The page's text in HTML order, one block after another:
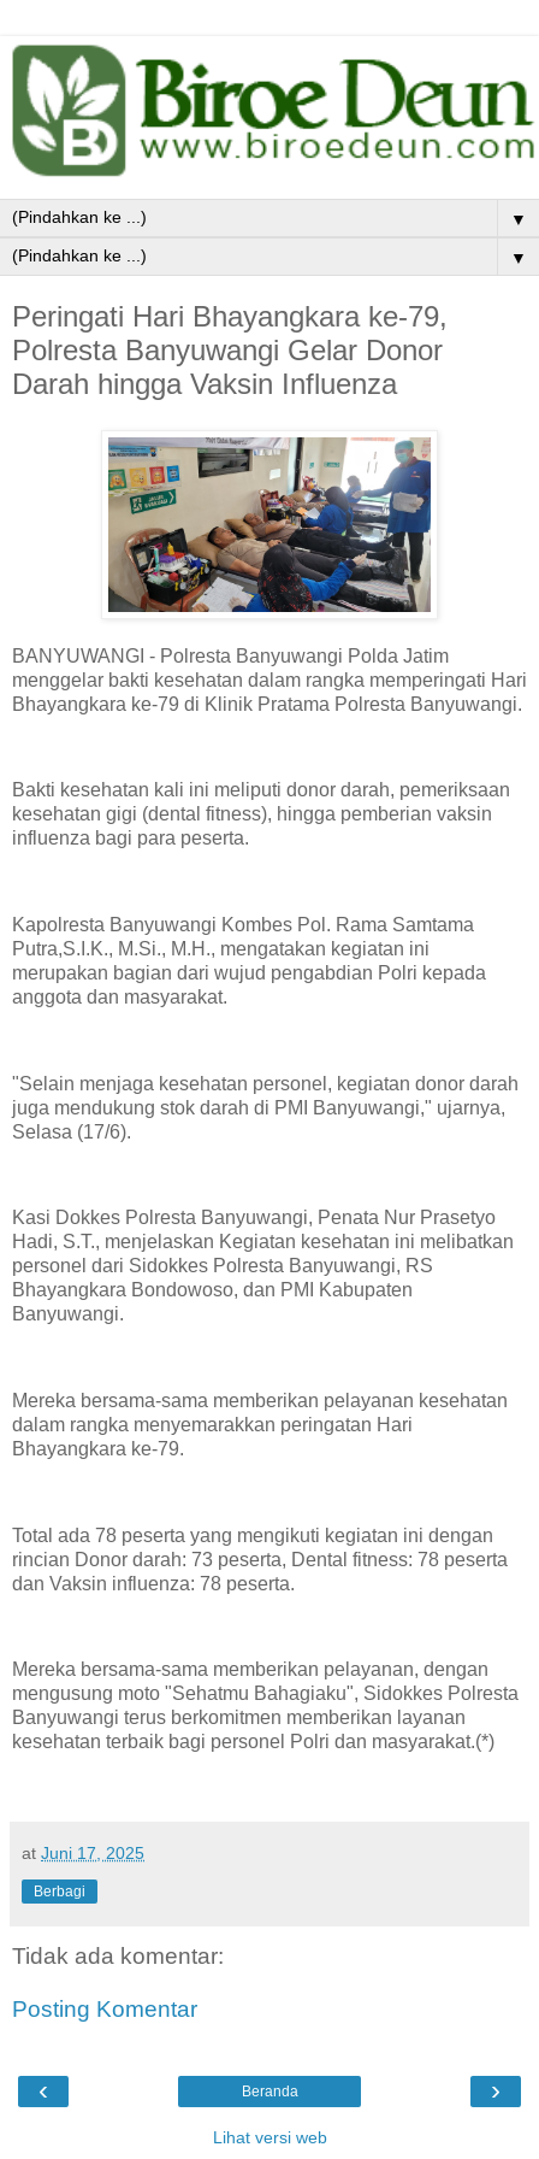
▼
▼
Peringati Hari Bhayangkara ke-79,
Polresta Banyuwangi Gelar Donor
Darah hingga Vaksin Influenza
BANYUWANGI - Polresta Banyuwangi Polda Jatim
menggelar bakti kesehatan dalam rangka memperingati Hari
Bhayangkara ke-79 di Klinik Pratama Polresta Banyuwangi.
Bakti kesehatan kali ini meliputi donor darah, pemeriksaan
kesehatan gigi (dental fitness), hingga pemberian vaksin
influenza bagi para peserta.
Kapolresta Banyuwangi Kombes Pol. Rama Samtama
Putra,S.I.K., M.Si., M.H., mengatakan kegiatan ini
merupakan bagian dari wujud pengabdian Polri kepada
anggota dan masyarakat.
"Selain menjaga kesehatan personel, kegiatan donor darah
juga mendukung stok darah di PMI Banyuwangi," ujarnya,
Selasa (17/6).
Kasi Dokkes Polresta Banyuwangi, Penata Nur Prasetyo
Hadi, S.T., menjelaskan Kegiatan kesehatan ini melibatkan
personel dari Sidokkes Polresta Banyuwangi, RS
Bhayangkara Bondowoso, dan PMI Kabupaten
Banyuwangi.
Mereka bersama-sama memberikan pelayanan kesehatan
dalam rangka menyemarakkan peringatan Hari
Bhayangkara ke-79.
Total ada 78 peserta yang mengikuti kegiatan ini dengan
rincian Donor darah: 73 peserta, Dental fitness: 78 peserta
dan Vaksin influenza: 78 peserta.
Mereka bersama-sama memberikan pelayanan, dengan
mengusung moto "Sehatmu Bahagiaku", Sidokkes Polresta
Banyuwangi terus berkomitmen memberikan layanan
kesehatan terbaik bagi personel Polri dan masyarakat.(*)
at Juni 17, 2025
Berbagi
Tidak ada komentar:
Posting Komentar
‹ ›
Beranda
Lihat versi web